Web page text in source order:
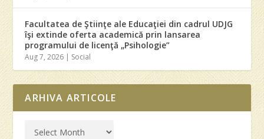
Facultatea de Ştiinţe ale Educaţiei din cadrul UDJG
îşi extinde oferta academică prin lansarea
programului de licenţă „Psihologie”
Aug 7, 2026 Social
ARHIVA ARTICOLE